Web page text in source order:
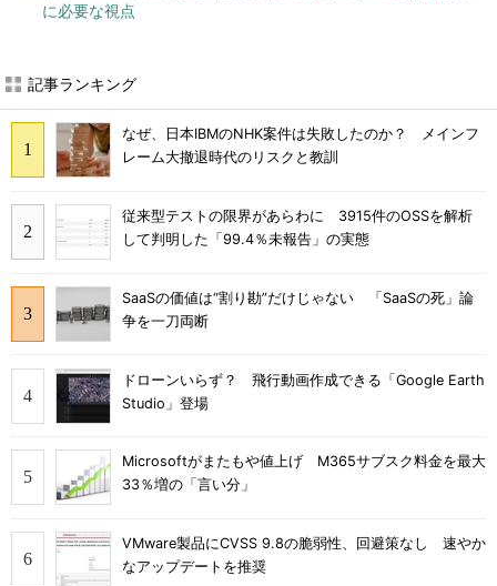
に必要な視点
記事ランキング
なぜ、日本IBMのNHK案件は失敗したのか？ メインフ
レーム大撤退時代のリスクと教訓
従来型テストの限界があらわに 3915件のOSSを解析
して判明した「99.4％未報告」の実態
SaaSの価値は“割り勘”だけじゃない 「SaaSの死」論
争を一刀両断
ドローンいらず？ 飛行動画作成できる「Google Earth
Studio」登場
Microsoftがまたもや値上げ M365サブスク料金を最大
33％増の「言い分」
VMware製品にCVSS 9.8の脆弱性、回避策なし 速やか
なアップデートを推奨